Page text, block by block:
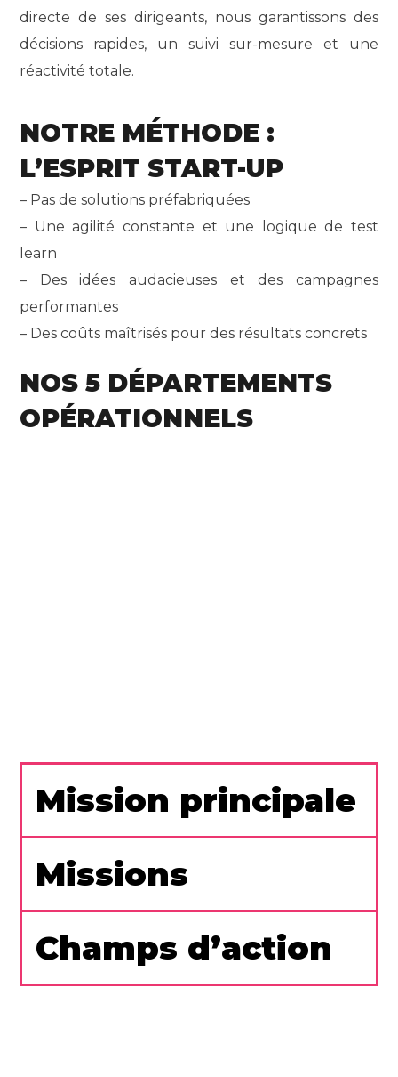
directe de ses dirigeants, nous garantissons des
décisions rapides, un suivi sur-mesure et une
réactivité totale.
NOTRE MÉTHODE :
L’ESPRIT START-UP
– Pas de solutions préfabriquées
– Une agilité constante et une logique de test
learn
– Des idées audacieuses et des campagnes
performantes
– Des coûts maîtrisés pour des résultats concrets
NOS 5 DÉPARTEMENTS
OPÉRATIONNELS
Mission principale
Missions
Champs d’action